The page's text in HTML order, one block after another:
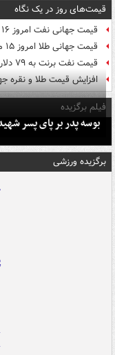
قیمت‌های روز در یک نگاه
قیمت جهانی نفت امروز ۱۶ مرداد
قیمت جهانی طلا امروز ۱۵ مرداد
قیمت نفت برنت به ۷۹ دلار رسید
افزایش قیمت طلا و نقره
فیلم برگزیده
بوسه‌ پدر بر پای پسر
برگزیده ورزشی